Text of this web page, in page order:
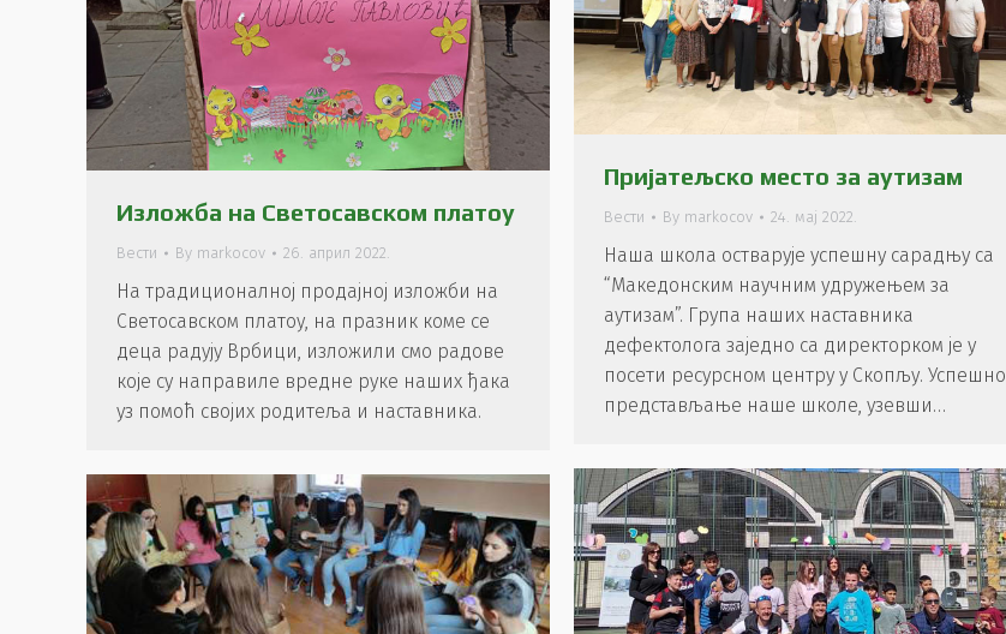
Пријатељско место за аутизам
Вести By markocov 24. мај 2022.
Наша школа остварује успешну сарадњу са
“Македонским научним удружењем за
аутизам”. Група наших наставника
дефектолога заједно са директорком је у
посети ресурсном центру у Скопљу. Успешно
представљање наше школе, узевши…
Изложба на Светосавском платоу
Вести By markocov 26. април 2022.
На традиционалној продајној изложби на
Светосавском платоу, на празник коме се
деца радују Врбици, изложили смо радове
које су направиле вредне руке наших ђака
уз помоћ својих родитеља и наставника.